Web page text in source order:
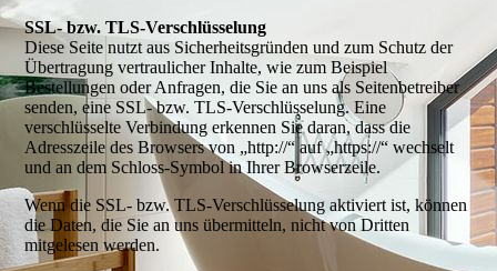
SSL- bzw. TLS-Verschlüsselung
Diese Seite nutzt aus Sicherheitsgründen und zum Schutz der
Übertragung vertraulicher Inhalte, wie zum Beispiel
Bestellungen oder Anfragen, die Sie an uns als Seitenbetreiber
senden, eine SSL- bzw. TLS-Verschlüsselung. Eine
verschlüsselte Verbindung erkennen Sie daran, dass die
Adresszeile des Browsers von „http://“ auf „https://“ wechselt
und an dem Schloss-Symbol in Ihrer Browserzeile.
Wenn die SSL- bzw. TLS-Verschlüsselung aktiviert ist, können
die Daten, die Sie an uns übermitteln, nicht von Dritten
mitgelesen werden.